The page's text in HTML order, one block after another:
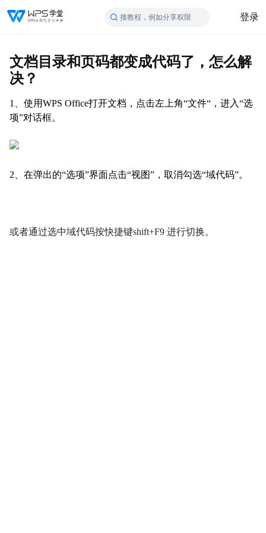
搜教程，例如分享权限 登录
文档目录和页码都变成代码了，怎么解
决？
1、使用WPS Office打开文档，点击左上角“文件“，进入“选
项”对话框。
2、在弹出的“选项”界面点击“视图”，取消勾选“域代码”。
或者通过选中域代码按快捷键shift+F9 进行切换。